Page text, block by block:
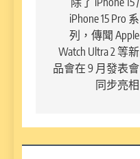
覽
iPhone 15 Pro 系
列，傳聞 Apple
Watch Ultra 2 等新
品會在 9 月發表會
同步亮相